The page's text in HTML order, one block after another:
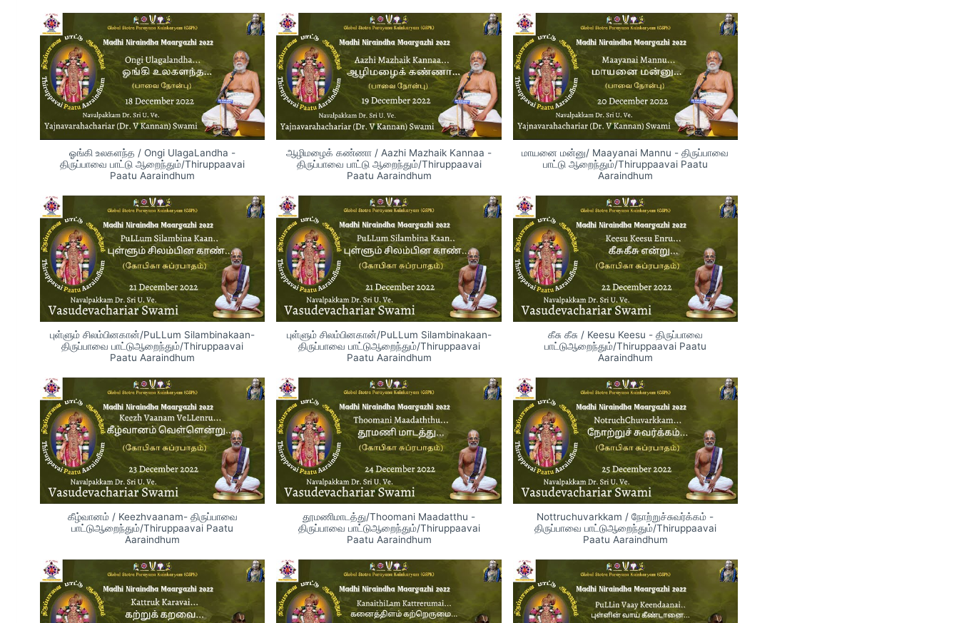
ஓங்கி உலகளந்த / Ongi UlagaLandha -
திருப்பாவை பாட்டு ஆறைந்தும்/Thiruppaavai
Paatu Aaraindhum
ஆழிமழைக் கண்ணா / Aazhi Mazhaik Kannaa -
திருப்பாவை பாட்டு ஆறைந்தும்/Thiruppaavai
Paatu Aaraindhum
மாயனை மன்னு/ Maayanai Mannu - திருப்பாவை
பாட்டு ஆறைந்தும்/Thiruppaavai Paatu
Aaraindhum
புள்ளும் சிலம்பினகான்/PuLLum Silambinakaan-
திருப்பாவை பாட்டுஆறைந்தும்/Thiruppaavai
Paatu Aaraindhum
புள்ளும் சிலம்பினகான்/PuLLum Silambinakaan-
திருப்பாவை பாட்டுஆறைந்தும்/Thiruppaavai
Paatu Aaraindhum
கீசு கீசு / Keesu Keesu - திருப்பாவை
பாட்டுஆறைந்தும்/Thiruppaavai Paatu
Aaraindhum
கீழ்வானம் / Keezhvaanam- திருப்பாவை
பாட்டுஆறைந்தும்/Thiruppaavai Paatu
Aaraindhum
தூமணிமாடத்து/Thoomani Maadatthu -
திருப்பாவை பாட்டுஆறைந்தும்/Thiruppaavai
Paatu Aaraindhum
Nottruchuvarkkam / நோற்றுச்சுவர்க்கம் -
திருப்பாவை பாட்டுஆறைந்தும்/Thiruppaavai
Paatu Aaraindhum